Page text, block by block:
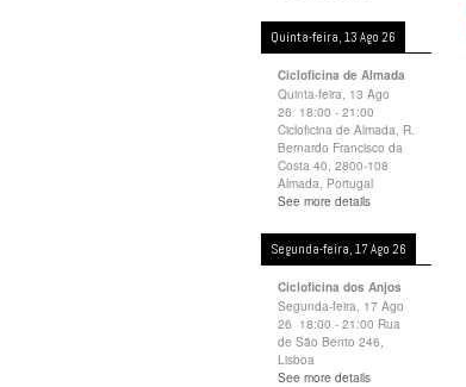
Quinta-feira, 13 Ago 26
Cicloficina de Almada
Quinta-feira, 13 Ago
26 18:00 - 21:00
Cicloficina de Almada, R.
Bernardo Francisco da
Costa 40, 2800-108
Almada, Portugal
See more details
Segunda-feira, 17 Ago 26
Cicloficina dos Anjos
Segunda-feira, 17 Ago
26 18:00 - 21:00 Rua
de São Bento 246,
Lisboa
See more details